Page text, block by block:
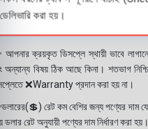
ডেলিভারি করা হয়।
ক্রয়কৃত ডিসপ্লে স্থায়ী ভাবে
অন্যান্য বিষয় ঠিক আছে কিনা। শতভাগ
❌Warranty প্রদান করা হয় না।
রেট কম বেশির জন্য পণ্যের দাম
ডলার রেট অনুযায়ী পণ্যের দাম নির্ধারণ করা হয়।